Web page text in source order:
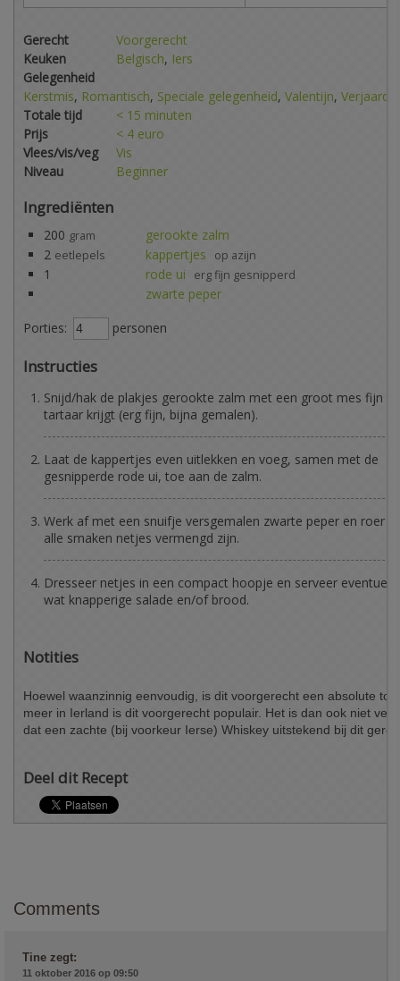
Gerecht
Voorgerecht
Keuken
Belgisch, Iers
Gelegenheid
Kerstmis, Romantisch, Speciale gelegenheid, Valentijn,
Totale tijd
< 15 minuten
Prijs
< 4 euro
Vlees/vis/veg
Vis
Niveau
Beginner
Ingrediënten
200 gram
gerookte zalm
2 eetlepels kappertjes op azijn
1 rode ui erg fijn gesnipperd
zwarte peper
Porties:
personen
Instructies
Snijd/hak de plakjes gerookte zalm met een groot mes fijn
tartaar krijgt (erg fijn, bijna gemalen).
Laat de kappertjes even uitlekken en voeg, samen met de
gesnipperde rode ui, toe aan de zalm.
Werk af met een snuifje versgemalen zwarte peper en roer
alle smaken netjes vermengd zijn.
Dresseer netjes in een compact hoopje en serveer
wat knapperige salade en/of brood.
Notities
Hoewel waanzinnig eenvoudig, is dit voorgerecht een absolute
meer in Ierland is dit voorgerecht populair. Het is dan ook niet
dat een zachte (bij voorkeur Ierse) Whiskey uitstekend bij dit
Deel dit Recept
Comments
Tine zegt:
11 oktober 2016 op 09:50